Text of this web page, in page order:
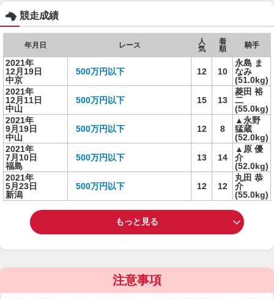
競走成績
年月日 レース
人
気
着
順
騎手
2021年
12月19日
中京
500万円以下 12 10
永島 ま
なみ
(51.0kg)
2021年
12月11日
中山
500万円以下 15 13
菱田 裕
二
(55.0kg)
2021年
9月19日
中山
500万円以下 12 8
▲永野
猛蔵
(52.0kg)
2021年
7月10日
福島
500万円以下 13 14
▲原 優
介
(52.0kg)
2021年
5月23日
新潟
500万円以下 12 12
丸田 恭
介
(55.0kg)
もっと見る
注意事項